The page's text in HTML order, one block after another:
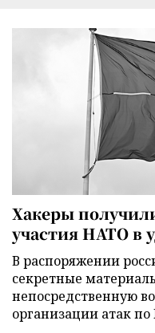
Хакеры
участия НАТО в
В распоряжении
секретные
непосредственную
организации атак по